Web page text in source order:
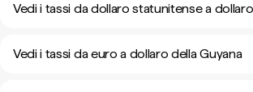
Vedi i tassi da dollaro statunitense a
Vedi i tassi da euro a dollaro della Guyana